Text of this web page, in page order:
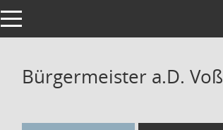
Toggle navigation
Bürgermeister a.D. Voß